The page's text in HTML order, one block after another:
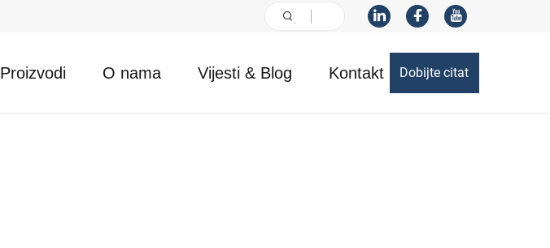
Proizvodi O nama Vijesti & Blog Kontakt Dobijte citat